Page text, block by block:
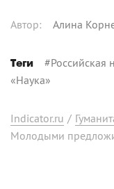
Автор: Алина
Теги #Российская
«Наука»
Indicator.ru /
Молодыми